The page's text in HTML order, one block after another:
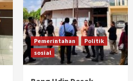
Pemerintahan
Politik
sosial